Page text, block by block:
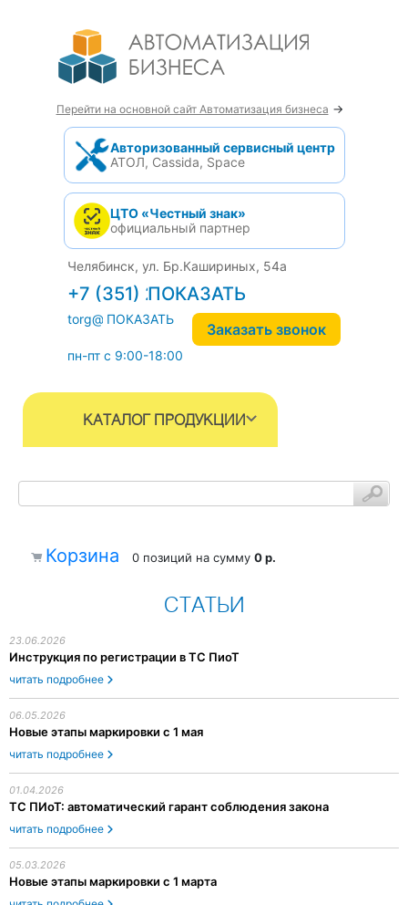
Перейти на основной сайт Автоматизация бизнеса →
Авторизованный сервисный центр
АТОЛ, Cassida, Space
ЦТО «Честный знак»
официальный партнер
Челябинск, ул. Бр.Кашириных, 54а
+7 (351) 242-04-09
torg@1cab.ru
Заказать звонок
пн-пт с 9:00-18:00
КАТАЛОГ ПРОДУКЦИИ
Корзина 0 позиций на сумму 0 р.
СТАТЬИ
23.06.2026
Инструкция по регистрации в ТС ПиоТ
читать подробнее
06.05.2026
Новые этапы маркировки с 1 мая
читать подробнее
01.04.2026
ТС ПИоТ: автоматический гарант соблюдения закона
читать подробнее
05.03.2026
Новые этапы маркировки с 1 марта